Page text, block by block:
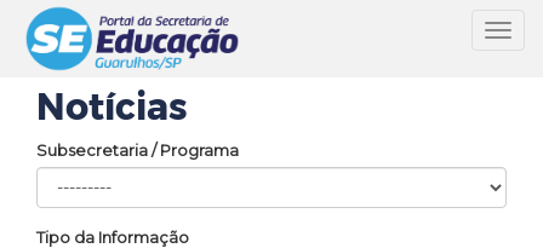
Notícias
Subsecretaria / Programa
Tipo da Informação